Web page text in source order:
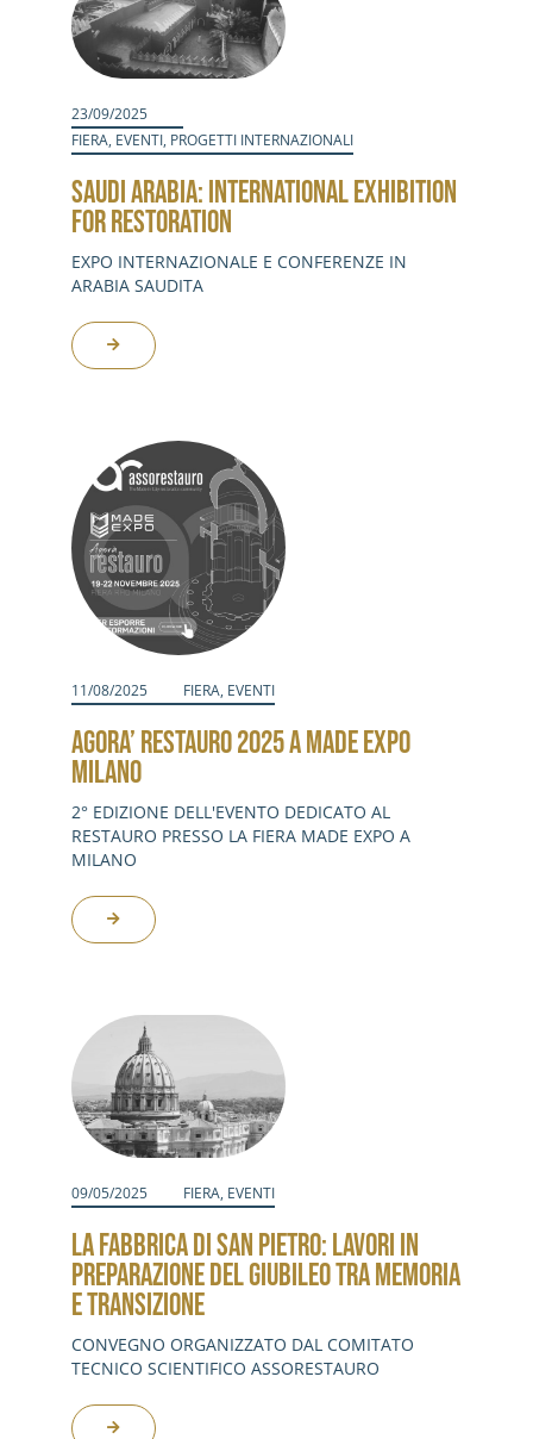
23/09/2025
FIERA, EVENTI, PROGETTI INTERNAZIONALI
SAUDI ARABIA: INTERNATIONAL EXHIBITION
FOR RESTORATION
EXPO INTERNAZIONALE E CONFERENZE IN
ARABIA SAUDITA
11/08/2025 FIERA, EVENTI
AGORA’ RESTAURO 2025 A MADE EXPO
MILANO
2° EDIZIONE DELL'EVENTO DEDICATO AL
RESTAURO PRESSO LA FIERA MADE EXPO A
MILANO
09/05/2025 FIERA, EVENTI
LA FABBRICA DI SAN PIETRO: LAVORI IN
PREPARAZIONE DEL GIUBILEO TRA MEMORIA
E TRANSIZIONE
CONVEGNO ORGANIZZATO DAL COMITATO
TECNICO SCIENTIFICO ASSORESTAURO